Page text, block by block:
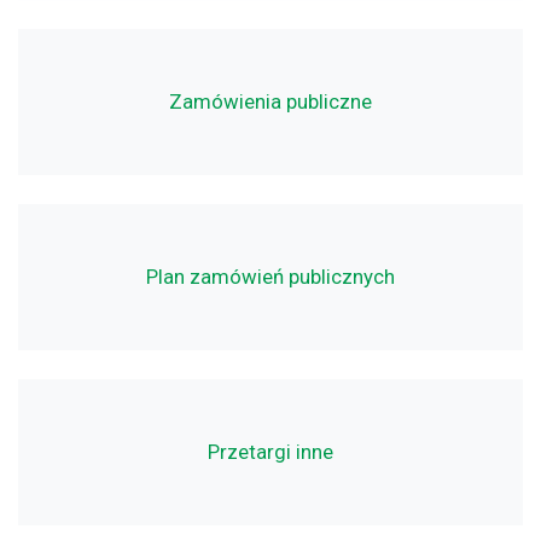
Zamówienia publiczne
Plan zamówień publicznych
Przetargi inne